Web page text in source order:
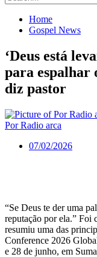
Home
Gospel News
‘Deus está
para espalhar
diz pastor
Por Radio arca
07/02/2026
“Se Deus te der uma
reputação por ela.” Foi
resumiu uma das
Conference 2026
e 28 de junho, em